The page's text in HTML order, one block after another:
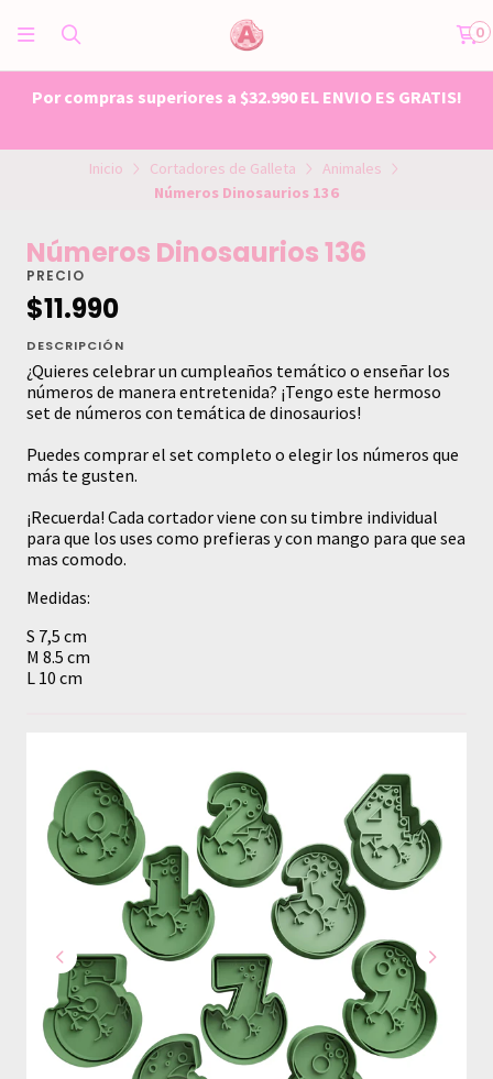
0
Por compras superiores a $32.990 EL ENVIO ES GRATIS!
Inicio Cortadores de Galleta
Animales
Números Dinosaurios 136
Números Dinosaurios 136
PRECIO
$11.990
DESCRIPCIÓN
¿Quieres celebrar un cumpleaños temático o enseñar los
números de manera entretenida? ¡Tengo este hermoso
set de números con temática de dinosaurios!
Puedes comprar el set completo o elegir los números que
más te gusten.
¡Recuerda! Cada cortador viene con su timbre individual
para que los uses como prefieras y con mango para que sea
mas comodo.
Medidas:
S 7,5 cm
M 8.5 cm
L 10 cm